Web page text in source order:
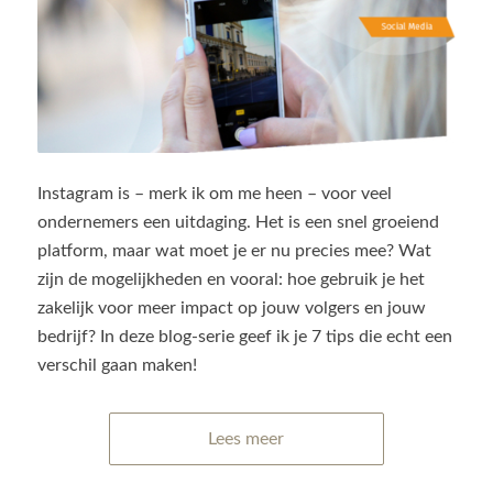
Instagram is – merk ik om me heen – voor veel
ondernemers een uitdaging. Het is een snel groeiend
platform, maar wat moet je er nu precies mee? Wat
zijn de mogelijkheden en vooral: hoe gebruik je het
zakelijk voor meer impact op jouw volgers en jouw
bedrijf? In deze blog-serie geef ik je 7 tips die echt een
verschil gaan maken!
Lees meer